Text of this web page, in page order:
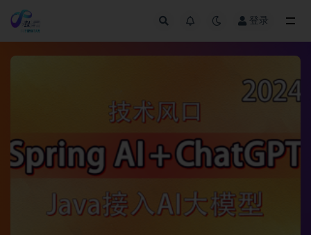
登录